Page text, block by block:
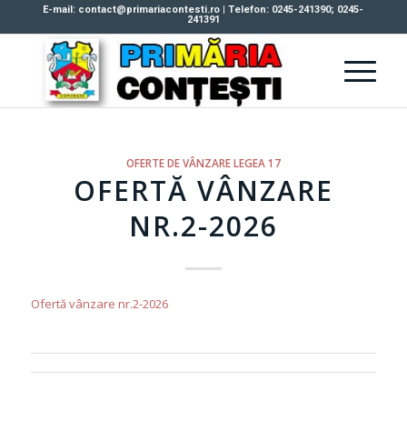
E-mail: contact@primariacontesti.ro | Telefon: 0245-241390; 0245-
241391
OFERTE DE VÂNZARE LEGEA 17
OFERTĂ VÂNZARE
NR.2-2026
Ofertă vânzare nr.2-2026